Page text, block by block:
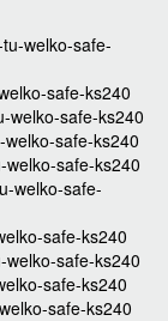
welko-safe-
safe-ks240
welko-safe-ks240
safe-ks240
safe-ks240
welko-safe-
safe-ks240
safe-ks240
safe-ks240
safe-ks240